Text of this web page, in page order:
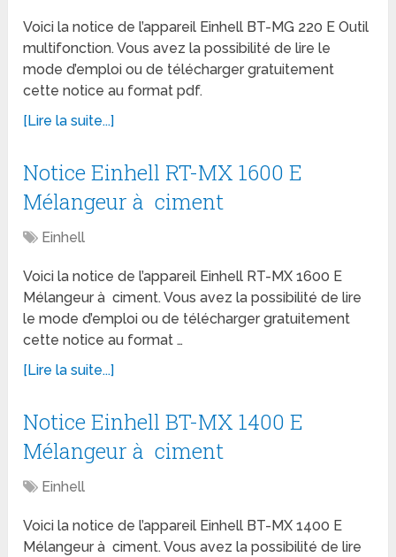
Voici la notice de l’appareil Einhell BT-MG 220 E Outil
multifonction. Vous avez la possibilité de lire le
mode d’emploi ou de télécharger gratuitement
cette notice au format pdf.
[Lire la suite...]
Notice Einhell RT-MX 1600 E
Mélangeur à ciment
Einhell
Voici la notice de l’appareil Einhell RT-MX 1600 E
Mélangeur à ciment. Vous avez la possibilité de lire
le mode d’emploi ou de télécharger gratuitement
cette notice au format …
[Lire la suite...]
Notice Einhell BT-MX 1400 E
Mélangeur à ciment
Einhell
Voici la notice de l’appareil Einhell BT-MX 1400 E
Mélangeur à ciment. Vous avez la possibilité de lire